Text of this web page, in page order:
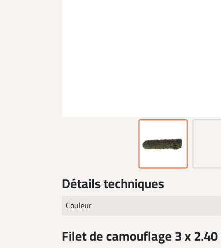
Détails techniques
Couleur
Filet de camouflage 3 x 2.40